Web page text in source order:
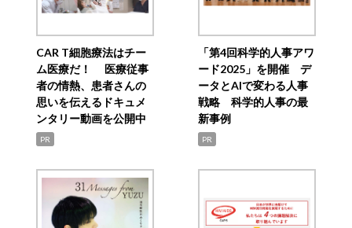
CAR T細胞療法はチー
ム医療だ！ 医療従事
者の情熱、患者さんの
思いを伝えるドキュメ
ンタリー動画を公開中
PR
「第4回科学的人事アワ
ード2025」を開催 デ
ータとAIで変わる人事
戦略 科学的人事の最
新事例
PR